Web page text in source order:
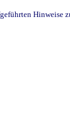
Hinweise